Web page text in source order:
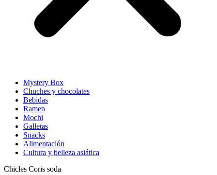
Mystery Box
Chuches y chocolates
Bebidas
Ramen
Mochi
Galletas
Snacks
Alimentación
Cultura y belleza asiática
Chicles Coris soda